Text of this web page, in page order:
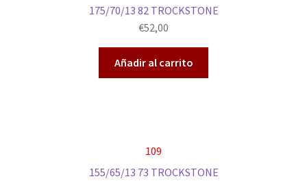
175/70/13 82 TROCKSTONE
€52,00
Añadir al carrito
109
155/65/13 73 TROCKSTONE